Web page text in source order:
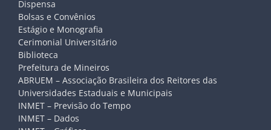
Dispensa
Bolsas e Convênios
Estágio e Monografia
Cerimonial Universitário
Biblioteca
Prefeitura de Mineiros
ABRUEM – Associação Brasileira dos Reitores das
Universidades Estaduais e Municipais
INMET – Previsão do Tempo
INMET – Dados